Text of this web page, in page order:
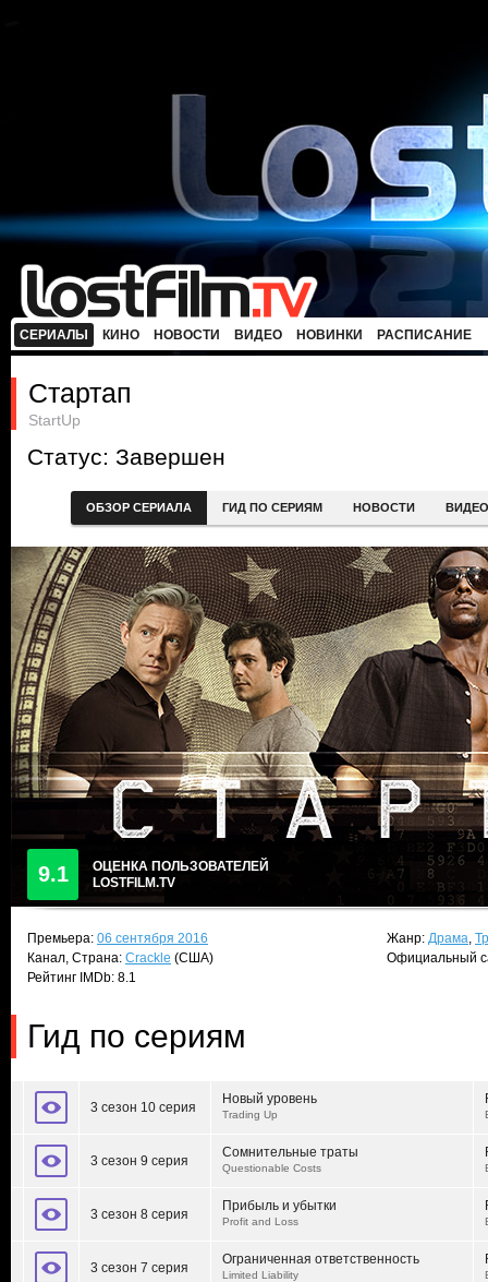
СЕРИАЛЫ КИНО НОВОСТИ ВИДЕО НОВИНКИ РАСПИСАНИЕ
Стартап
StartUp
Статус: Завершен
ОБЗОР СЕРИАЛА ГИД ПО СЕРИЯМ НОВОСТИ ВИДЕО
9.1
ОЦЕНКА ПОЛЬЗОВАТЕЛЕЙ
LOSTFILM.TV
Премьера: 06 сентября 2016
Канал, Страна: Crackle (США)
Рейтинг IMDb: 8.1
Жанр: Драма,
Официальный
Гид по сериям
3 сезон 10 серия
Новый уровень
Trading Up
3 сезон 9 серия
Сомнительные траты
Questionable Costs
3 сезон 8 серия
Прибыль и убытки
Profit and Loss
3 сезон 7 серия
Ограниченная ответственность
Limited Liability